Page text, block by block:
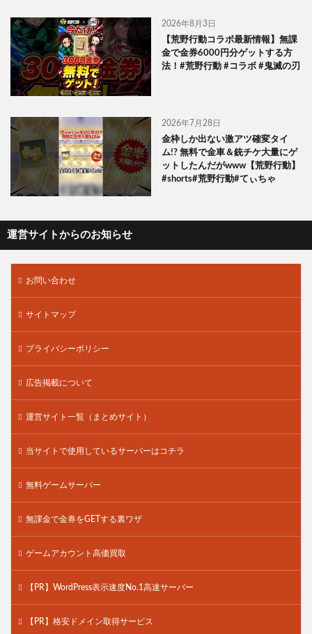
2026年8月3日
【荒野行動コラボ最新情報】無課
金で金券6000円分ゲットする方
法！#荒野行動 #コラボ #鬼滅の刃
2026年7月28日
金枠しか出ない激アツ確変タイ
ム!? 無料で金車＆銃チケ大量にゲ
ットしたんだがwww【荒野行動】
#shorts#荒野行動#てぃちゃ
運営サイトからのお知らせ
お問い合わせ
サイトマップ
プライバシーポリシー
広告掲載について
運営サイト一覧（まとめサイト）
当サイトで使用しているサーバーはコチラ
無料ゲームサーバー
無課金で金券をGETする裏ワザ
ゲームアカウント高価買取
【PR】WordPress表示速度No.1高速サーバー
【PR】格安ドメイン取得サービス